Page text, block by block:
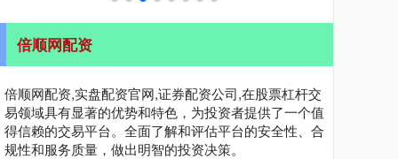
倍顺网配资
倍顺网配资,实盘配资官网,证券配资公司,在股票杠杆交
易领域具有显著的优势和特色，为投资者提供了一个值
得信赖的交易平台。全面了解和评估平台的安全性、合
规性和服务质量，做出明智的投资决策。